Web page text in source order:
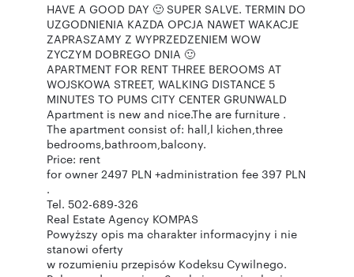
HAVE A GOOD DAY 🙂 SUPER SALVE. TERMIN DO
UZGODNIENIA KAZDA OPCJA NAWET WAKACJE
ZAPRASZAMY Z WYPRZEDZENIEM WOW
ZYCZYM DOBREGO DNIA 🙂
APARTMENT FOR RENT THREE BEROOMS AT
WOJSKOWA STREET, WALKING DISTANCE 5
MINUTES TO PUMS CITY CENTER GRUNWALD
Apartment is new and nice.The are furniture .
The apartment consist of: hall,l kichen,three
bedrooms,bathroom,balcony.
Price: rent
for owner 2497 PLN +administration fee 397 PLN
.
Tel. 502-689-326
Real Estate Agency KOMPAS
Powyższy opis ma charakter informacyjny i nie
stanowi oferty
w rozumieniu przepisów Kodeksu Cywilnego.